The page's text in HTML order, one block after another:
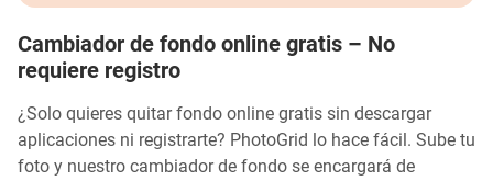
Cambiador de fondo online gratis – No
requiere registro
¿Solo quieres quitar fondo online gratis sin descargar
aplicaciones ni registrarte? PhotoGrid lo hace fácil. Sube tu
foto y nuestro cambiador de fondo se encargará de